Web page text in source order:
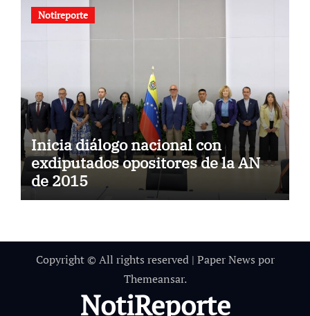
Notireporte
Inicia diálogo nacional con
exdiputados opositores de la AN
de 2015
Copyright © All rights reserved | Paper News por
Themeansar.
NotiReporte